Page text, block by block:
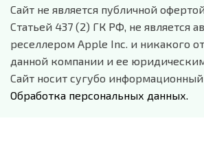
Сайт не является публичной
Статьей 437 (2) ГК РФ, не является
реселлером Apple Inc. и никакого
данной компании и ее
Сайт носит сугубо информационный
Обработка персональных данных.